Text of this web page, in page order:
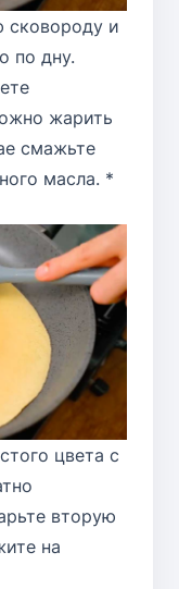
сковороду и
по дну.
жарить
смажьте
масла. *
цвета с
вторую
на